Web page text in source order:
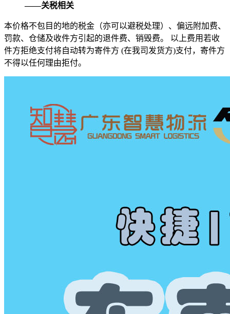
——关税相关
本价格不包目的地的税金（亦可以避税处理）、偏远附加费、
罚款、仓储及收件方引起的退件费、销毁费。 以上费用若收
件方拒绝支付将自动转为寄件方 (在我司发货方)支付，寄件方
不得以任何理由拒付。